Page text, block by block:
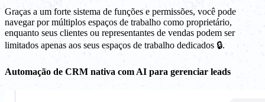
Graças a um forte sistema de funções e permissões, você pode
navegar por múltiplos espaços de trabalho como proprietário,
enquanto seus clientes ou representantes de vendas podem ser
limitados apenas aos seus espaços de trabalho dedicados 🔒.
Automação de CRM nativa com AI para gerenciar leads